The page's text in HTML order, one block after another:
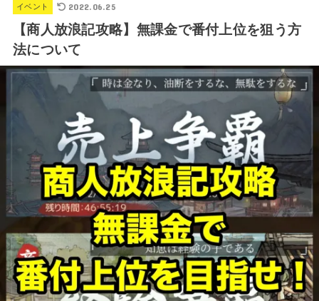
イベント 2022.06.25
【商人放浪記攻略】無課金で番付上位を狙う方
法について